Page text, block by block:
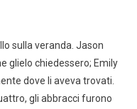
sulla veranda. Jason
glielo chiedessero; Emily
dove li aveva trovati.
gli abbracci furono